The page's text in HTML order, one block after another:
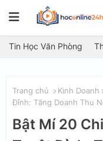
Tin Học Văn Phòng
Trang chủ Kinh Doanh
Đỉnh: Tăng Doanh Thu
Bật Mí 20